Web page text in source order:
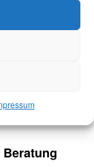
im
93792.
per
Beratung